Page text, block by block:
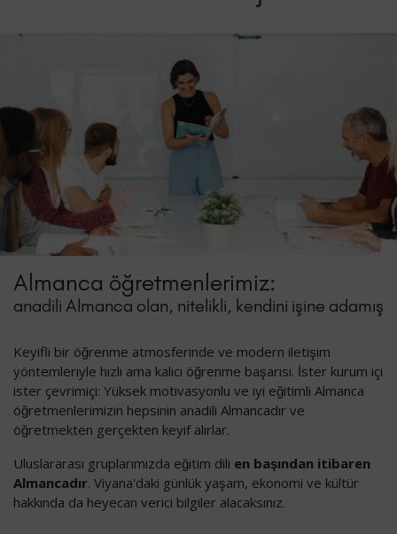
Almanca öğretmenlerimiz:
anadili Almanca olan, nitelikli, kendini işine adamış
Keyifli bir öğrenme atmosferinde ve modern iletişim
yöntemleriyle hızlı ama kalıcı öğrenme başarısı. İster kurum içi
ister çevrimiçi: Yüksek motivasyonlu ve iyi eğitimli Almanca
öğretmenlerimizin hepsinin anadili Almancadır ve
öğretmekten gerçekten keyif alırlar.
Uluslararası gruplarımızda eğitim dili en başından itibaren
Almancadır. Viyana'daki günlük yaşam, ekonomi ve kültür
hakkında da heyecan verici bilgiler alacaksınız.